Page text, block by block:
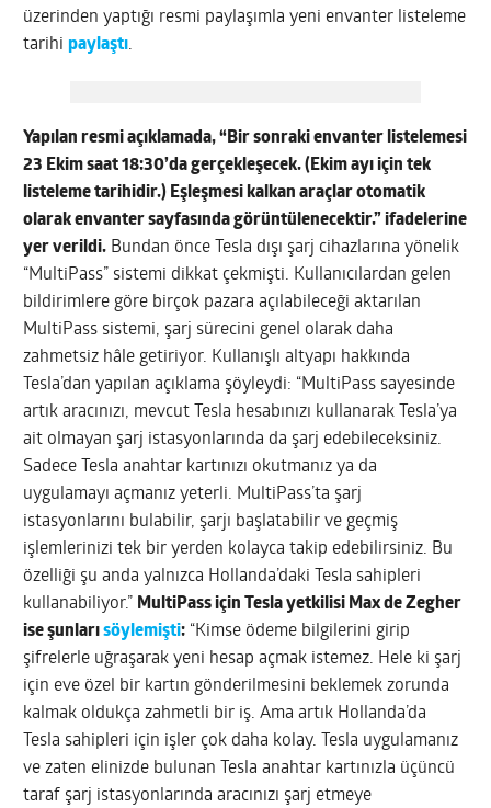
üzerinden yaptığı resmi paylaşımla yeni envanter listeleme
tarihipaylaştı.
Yapılan resmi açıklamada, “Bir sonraki envanter listelemesi
23 Ekim saat 18:30’da gerçekleşecek. (Ekim ayı için tek
listeleme tarihidir.) Eşleşmesi kalkan araçlar otomatik
olarak envanter sayfasında görüntülenecektir.” ifadelerine
yer verildi. Bundan önce Tesla dışı şarj cihazlarına yönelik
“MultiPass” sistemi dikkat çekmişti. Kullanıcılardan gelen
bildirimlere göre birçok pazara açılabileceği aktarılan
MultiPass sistemi, şarj sürecini genel olarak daha
zahmetsiz hâle getiriyor. Kullanışlı altyapı hakkında
Tesla’dan yapılan açıklama şöyleydi: “MultiPass sayesinde
artık aracınızı, mevcut Tesla hesabınızı kullanarak Tesla’ya
ait olmayan şarj istasyonlarında da şarj edebileceksiniz.
Sadece Tesla anahtar kartınızı okutmanız ya da
uygulamayı açmanız yeterli. MultiPass’ta şarj
istasyonlarını bulabilir, şarjı başlatabilir ve geçmiş
işlemlerinizi tek bir yerden kolayca takip edebilirsiniz. Bu
özelliği şu anda yalnızca Hollanda’daki Tesla sahipleri
kullanabiliyor.” MultiPass için Tesla yetkilisi Max de Zegher
ise şunlarısöylemişti: “Kimse ödeme bilgilerini girip
şifrelerle uğraşarak yeni hesap açmak istemez. Hele ki şarj
için eve özel bir kartın gönderilmesini beklemek zorunda
kalmak oldukça zahmetli bir iş. Ama artık Hollanda’da
Tesla sahipleri için işler çok daha kolay. Tesla uygulamanız
ve zaten elinizde bulunan Tesla anahtar kartınızla üçüncü
taraf şarj istasyonlarında aracınızı şarj etmeye